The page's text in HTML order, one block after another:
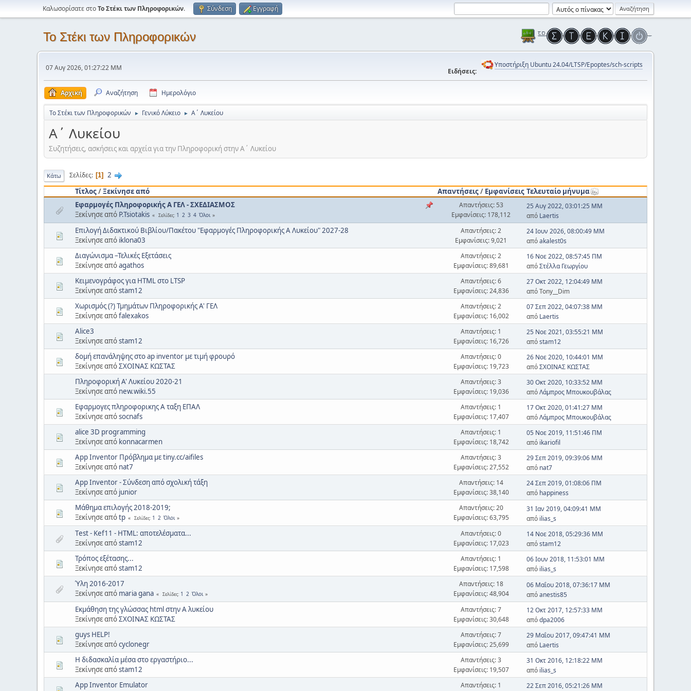
Καλωσορίσατε στοΤο Στέκι των Πληροφορικών. Σύνδεση Εγγραφή
Το Στέκι των Πληροφορικών
07 Αυγ 2026, 01:27:22 ΜΜ Ειδήσεις:
Υποστήριξη Ubuntu 24.04/LTSP/Epoptes/sch-scripts
Αρχική Αναζήτηση Ημερολόγιο
Το Στέκι των Πληροφορικών ► Γενικό Λύκειο ► Α΄ Λυκείου
Α΄ Λυκείου
Συζητήσεις, ασκήσεις και αρχεία για την Πληροφορική στην Α΄ Λυκείου
Κάτω Σελίδες 1
2
Τίτλος/Ξεκίνησε από Απαντήσεις/ Εμφανίσεις Τελευταίο μήνυμα
Εφαρμογές Πληροφορικής Α ΓΕΛ - ΣΧΕΔΙΑΣΜΟΣ
Ξεκίνησε από P.Tsiotakis Σελίδες 1 2 3 4 Όλοι
Απαντήσεις: 53
Εμφανίσεις: 178,112
25 Αυγ 2022, 03:01:25 ΜΜ
από Laertis
Επιλογή Διδακτικού Βιβλίου/Πακέτου "Εφαρμογές Πληροφορικής Α Λυκείου" 2027-28
Ξεκίνησε από iklona03
Απαντήσεις: 2
Εμφανίσεις: 9,021
24 Ιουν 2026, 08:00:49 ΜΜ
απόakalest0s
Διαγώνισμα –Τελικές Εξετάσεις
Ξεκίνησε απόagathos
Απαντήσεις: 2
Εμφανίσεις: 89,681
16 Νοε 2022, 08:57:45 ΠΜ
απόΣτέλλα Γεωργίου
Κειμενογράφος για HTML στο LTSP
Ξεκίνησε απόstam12
Απαντήσεις: 6
Εμφανίσεις: 24,836
27 Οκτ 2022, 12:04:49 ΜΜ
από Tony__Dim
Χωρισμός (?) Τμημάτων Πληροφορικής Α' ΓΕΛ
Ξεκίνησε απόfalexakos
Απαντήσεις: 2
Εμφανίσεις: 16,002
07 Σεπ 2022, 04:07:38 ΜΜ
από Laertis
Alice3
Ξεκίνησε απόstam12
Απαντήσεις: 1
Εμφανίσεις: 16,726
25 Νοε 2021, 03:55:21 ΜΜ
απόstam12
δομή επανάληψης στο ap inventor με τιμή φρουρό
Ξεκίνησε απόΣΧΟΙΝΑΣ ΚΩΣΤΑΣ
Απαντήσεις: 0
Εμφανίσεις: 19,723
26 Νοε 2020, 10:44:01 ΜΜ
απόΣΧΟΙΝΑΣ ΚΩΣΤΑΣ
Πληροφορική Α' Λυκείου 2020-21
Ξεκίνησε από new.wiki.55
Απαντήσεις: 3
Εμφανίσεις: 19,036
30 Οκτ 2020, 10:33:52 ΜΜ
απόΛάμπρος Μπουκουβάλας
Εφαρμογες πληροφορικης Α ταξη ΕΠΑΛ
Ξεκίνησε απόsocnafs
Απαντήσεις: 1
Εμφανίσεις: 17,407
17 Οκτ 2020, 01:41:27 ΜΜ
απόΛάμπρος Μπουκουβάλας
alice 3D programming
Ξεκίνησε από konnacarmen
Απαντήσεις: 1
Εμφανίσεις: 18,742
05 Νοε 2019, 11:51:46 ΠΜ
από ikariofil
App Inventor Πρόβλημα με tiny.cc/aifiles
Ξεκίνησε από nat7
Απαντήσεις: 3
Εμφανίσεις: 27,552
29 Σεπ 2019, 09:39:06 ΜΜ
από nat7
App Inventor - Σύνδεση από σχολική τάξη
Ξεκίνησε από junior
Απαντήσεις: 14
Εμφανίσεις: 38,140
24 Σεπ 2019, 01:08:06 ΠΜ
από happiness
Μάθημα επιλογής 2018-2019;
Ξεκίνησε απόtp Σελίδες 1 2 Όλοι
Απαντήσεις: 20
Εμφανίσεις: 63,795
31 Ιαν 2019, 04:09:41 ΜΜ
από ilias_s
Τest - Kef11 - HTML: αποτελέσματα...
Ξεκίνησε απόstam12
Απαντήσεις: 0
Εμφανίσεις: 17,023
14 Νοε 2018, 05:29:36 ΜΜ
απόstam12
Τρόπος εξέτασης...
Ξεκίνησε απόstam12
Απαντήσεις: 1
Εμφανίσεις: 17,598
06 Ιουν 2018, 11:53:01 ΜΜ
από ilias_s
Ύλη 2016-2017
Ξεκίνησε από maria gana Σελίδες 1 2 Όλοι
Απαντήσεις: 18
Εμφανίσεις: 48,904
06 Μαΐου 2018, 07:36:17 ΜΜ
απόanestis85
Εκμάθηση της γλώσσας html στην Α λυκείου
Ξεκίνησε απόΣΧΟΙΝΑΣ ΚΩΣΤΑΣ
Απαντήσεις: 7
Εμφανίσεις: 30,648
12 Οκτ 2017, 12:57:33 ΜΜ
απόdpa2006
guys HELP!
Ξεκίνησε απόcyclonegr
Απαντήσεις: 7
Εμφανίσεις: 25,699
29 Μαΐου 2017, 09:47:41 ΜΜ
από Laertis
Η διδασκαλία μέσα στο εργαστήριο...
Ξεκίνησε απόstam12
Απαντήσεις: 3
Εμφανίσεις: 19,507
31 Οκτ 2016, 12:18:22 ΜΜ
από ilias_s
App Inventor Emulator
Απαντήσεις: 1
22 Σεπ 2016, 05:21:26 ΜΜ